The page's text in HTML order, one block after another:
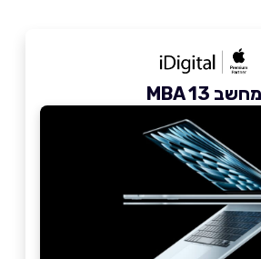
מחשב MBA 13